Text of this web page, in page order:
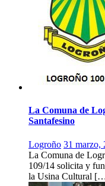
La Comuna de
Santafesino
Logroño 31 marzo,
La Comuna de
109/14 solicita y
la Usina Cultural